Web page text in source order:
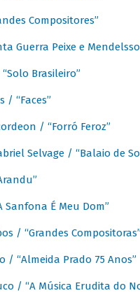
Compositores”
Guerra Peixe e
Brasileiro”
/ “Faces”
/ “Forró Feroz”
Selvage / “Balaio de
Sanfona É Meu Dom”
/ “Grandes Compositoras”
/ “Almeida Prado 75 Anos”
/ “A Música Erudita do